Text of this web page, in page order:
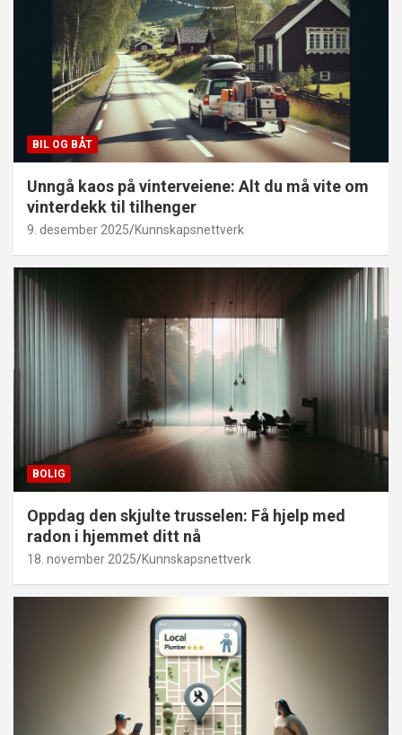
BIL OG BÅT
Unngå kaos på vinterveiene: Alt du må vite om
vinterdekk til tilhenger
9. desember 2025 Kunnskapsnettverk
BOLIG
Oppdag den skjulte trusselen: Få hjelp med
radon i hjemmet ditt nå
18. november 2025 Kunnskapsnettverk